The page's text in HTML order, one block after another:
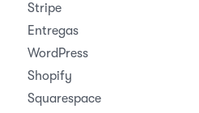
Stripe
Entregas
WordPress
Shopify
Squarespace